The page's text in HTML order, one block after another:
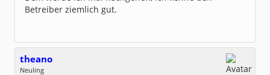
Betreiber ziemlich gut.
theano
Neuling